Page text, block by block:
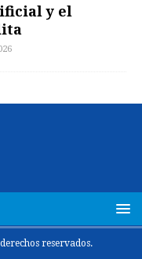
y el
reservados.